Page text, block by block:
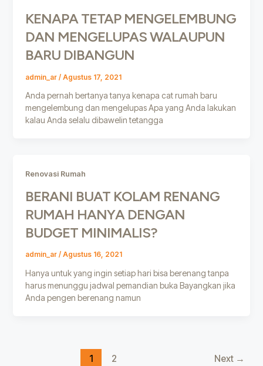
KENAPA TETAP MENGELEMBUNG
DAN MENGELUPAS WALAUPUN
BARU DIBANGUN
admin_ar / Agustus 17, 2021
Anda pernah bertanya tanya kenapa cat rumah baru
mengelembung dan mengelupas Apa yang Anda lakukan
kalau Anda selalu dibawelin tetangga
Renovasi Rumah
BERANI BUAT KOLAM RENANG
RUMAH HANYA DENGAN
BUDGET MINIMALIS?
admin_ar / Agustus 16, 2021
Hanya untuk yang ingin setiap hari bisa berenang tanpa
harus menunggu jadwal pemandian buka Bayangkan jika
Anda pengen berenang namun
1 2 Next →